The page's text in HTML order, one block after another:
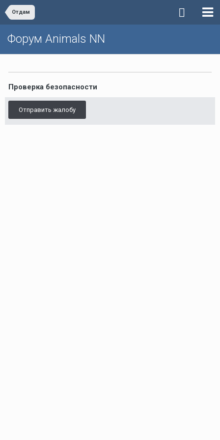
Отдам
Форум Animals NN
Проверка безопасности
Отправить жалобу